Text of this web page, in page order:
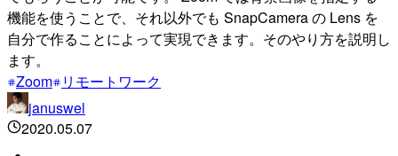
機能を使うことで、それ以外でも SnapCamera の Lens を
自分で作ることによって実現できます。そのやり方を説明し
ます。
Zoom リモートワーク
januswel
2020.05.07